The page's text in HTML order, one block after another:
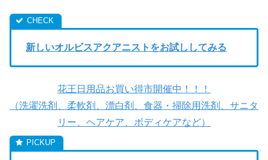
新しいオルビスアクアニストをお試ししてみる
花王日用品お買い得市開催中！！！
（洗濯洗剤、柔軟剤、漂白剤、食器・掃除用洗剤、サニタ
リー、ヘアケア、ボディケアなど）